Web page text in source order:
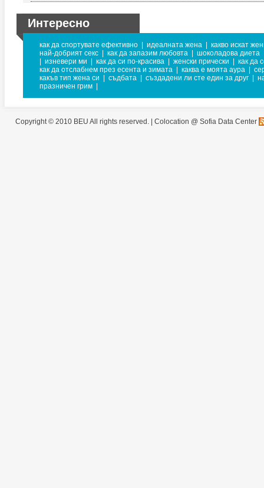
Интересно
как да спортувате ефективно идеалната жена
какво искат
най-добрият секс
как да запазим любовта шоколадова диета
изневери ми как да си по-красива женски прически
как да
как да отслабнем през есента и зимата
каква е моята аура
какъв тип жена си
съдбата създадени ли сте един за друг
празничен грим
Copyright © 2010 BEU All rights reserved. | Colocation @ Sofia Data Center